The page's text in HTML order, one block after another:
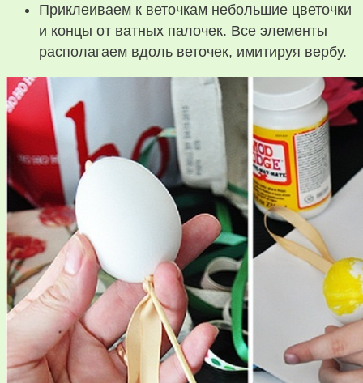
Приклеиваем к веточкам небольшие цветочки
и концы от ватных палочек. Все элементы
располагаем вдоль веточек, имитируя вербу.